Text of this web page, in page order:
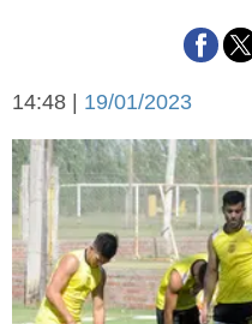
Arte y cultura
Economía y campo
Sociedad y tiempo
14:48 | 19/01/2023